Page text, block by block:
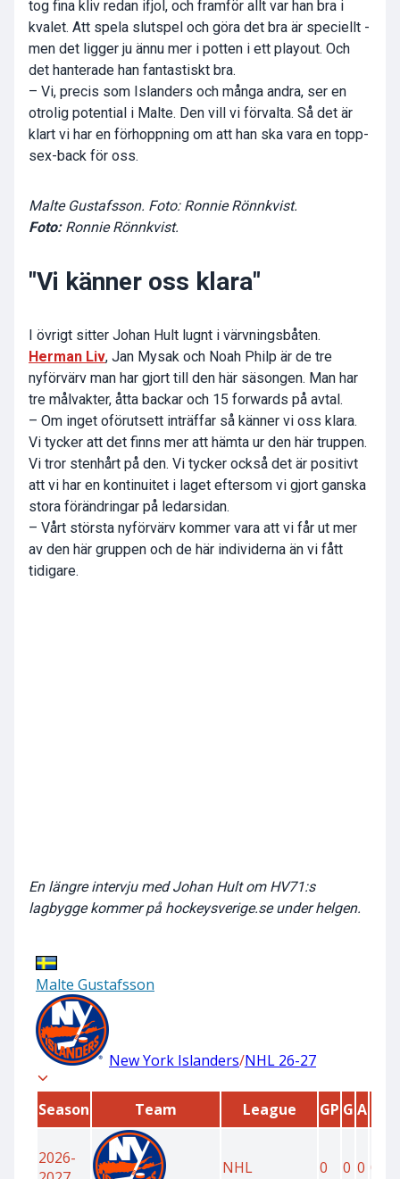
tog fina kliv redan ifjol, och framför allt var han bra i
kvalet. Att spela slutspel och göra det bra är speciellt -
men det ligger ju ännu mer i potten i ett playout. Och
det hanterade han fantastiskt bra.
– Vi, precis som Islanders och många andra, ser en
otrolig potential i Malte. Den vill vi förvalta. Så det är
klart vi har en förhoppning om att han ska vara en topp-
sex-back för oss.
Malte Gustafsson. Foto: Ronnie Rönnkvist.
Foto: Ronnie Rönnkvist.
"Vi känner oss klara"
I övrigt sitter Johan Hult lugnt i värvningsbåten.
Herman Liv, Jan Mysak och Noah Philp är de tre
nyförvärv man har gjort till den här säsongen. Man har
tre målvakter, åtta backar och 15 forwards på avtal.
– Om inget oförutsett inträffar så känner vi oss klara.
Vi tycker att det finns mer att hämta ur den här truppen.
Vi tror stenhårt på den. Vi tycker också det är positivt
att vi har en kontinuitet i laget eftersom vi gjort ganska
stora förändringar på ledarsidan.
– Vårt största nyförvärv kommer vara att vi får ut mer
av den här gruppen och de här individerna än vi fått
tidigare.
En längre intervju med Johan Hult om HV71:s
lagbygge kommer på hockeysverige.se under helgen.